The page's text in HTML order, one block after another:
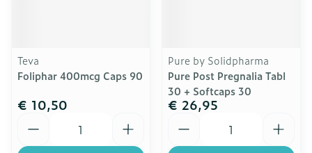
Teva
Foliphar 400mcg Caps 90
€ 10,50
Pure by Solidpharma
Pure Post Pregnalia Tabl
30 + Softcaps 30
€ 26,95